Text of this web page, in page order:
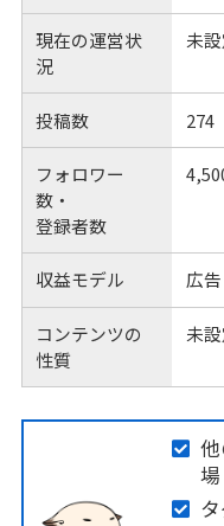
現在の運営状
況
未
投稿数 274
フォロワー
数・
登録者数
収益モデル 広告
コンテンツの
性質
未
場